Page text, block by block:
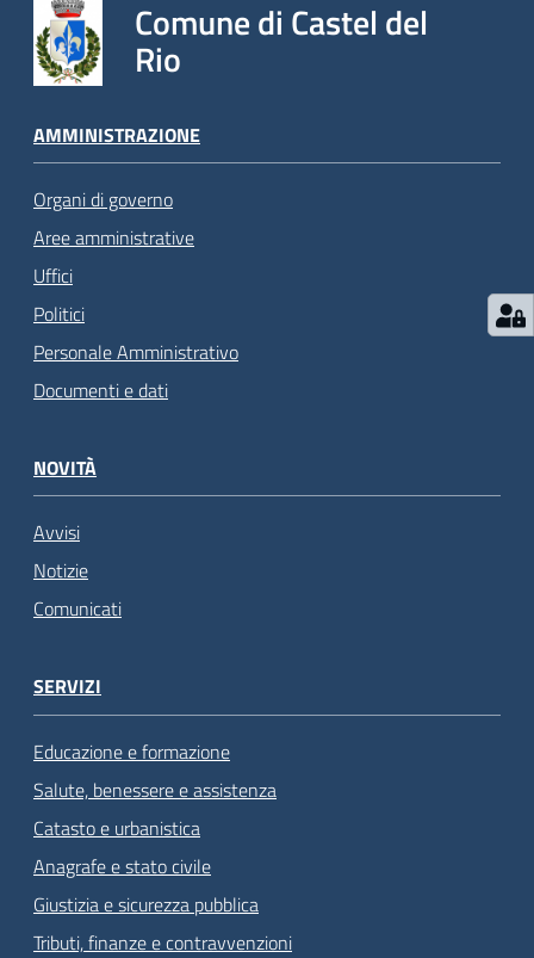
Comune di Castel del
Rio
AMMINISTRAZIONE
Organi di governo
Aree amministrative
Uffici
Politici
Personale Amministrativo
Documenti e dati
NOVITÀ
Avvisi
Notizie
Comunicati
SERVIZI
Educazione e formazione
Salute, benessere e assistenza
Catasto e urbanistica
Anagrafe e stato civile
Giustizia e sicurezza pubblica
Tributi, finanze e contravvenzioni